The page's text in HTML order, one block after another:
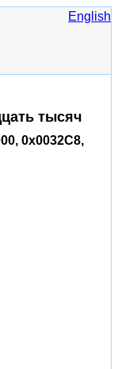
English
тысяч
0x0032C8,